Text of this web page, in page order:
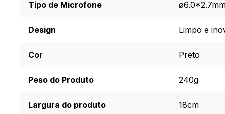
Tipo de Microfone
Design Limpo e
Cor Preto
Peso do Produto 240g
Largura do produto 18cm